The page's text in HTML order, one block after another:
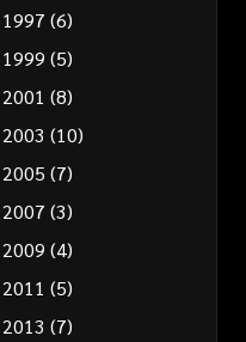
1997 (6)
1999 (5)
2001 (8)
2003 (10)
2005 (7)
2007 (3)
2009 (4)
2011 (5)
2013 (7)